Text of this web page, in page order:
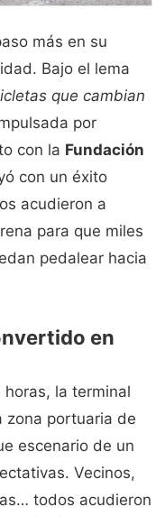
más en su
Bajo el lema
que cambian
por
con la Fundación
con un éxito
acudieron a
para que miles
pedalear hacia
en
la terminal
zona portuaria de
escenario de un
Vecinos,
todos acudieron